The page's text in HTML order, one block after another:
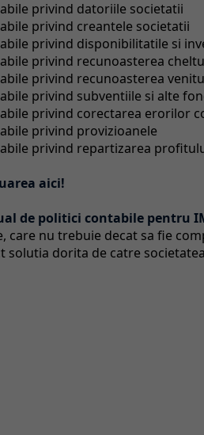
privind datoriile societatii
privind creantele societatii
privind disponibilitatile si
privind recunoasterea
privind recunoasterea
privind subventiile si alte
privind corectarea erorilor
privind provizioanele
privind repartizarea
aici!
de politici contabile pentru
care nu trebuie decat sa fie
solutia dorita de catre